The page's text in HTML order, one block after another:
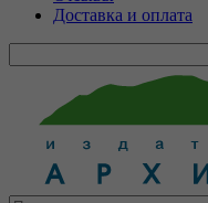
Доставка и оплата